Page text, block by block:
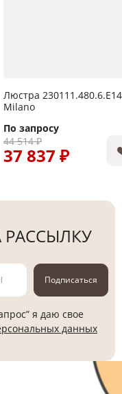
Люстра
Milano
По запросу
44 514 ₽
37 837 ₽
Подписаться
я даю свое
данных